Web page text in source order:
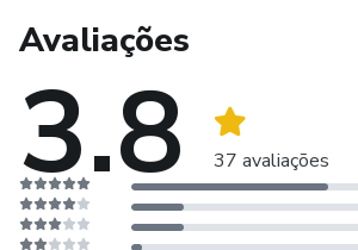
Avaliações
3.8 37 avaliações